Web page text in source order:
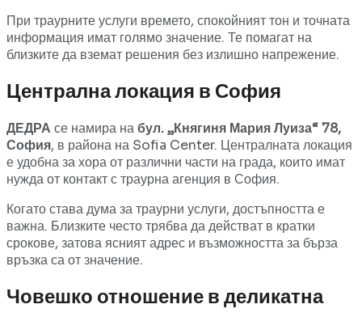
При траурните услуги времето, спокойният тон и точната
информация имат голямо значение. Те помагат на
близките да вземат решения без излишно напрежение.
Централна локация в София
ДЕДРА се намира набул. „Княгиня Мария Луиза“ 78,
София, в района на Sofia Center. Централната локация
е удобна за хора от различни части на града, които имат
нужда от контакт с траурна агенция в София.
Когато става дума за траурни услуги, достъпността е
важна. Близките често трябва да действат в кратки
срокове, затова ясният адрес и възможността за бърза
връзка са от значение.
Човешко отношение в деликатна